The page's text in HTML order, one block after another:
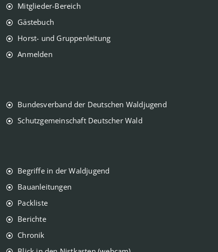
Mitglieder-Bereich
Gästebuch
Horst- und Gruppenleitung
Anmelden
Bundesverband der Deutschen Waldjugend
Schutzgemeinschaft Deutscher Wald
Begriffe in der Waldjugend
Bauanleitungen
Packliste
Berichte
Chronik